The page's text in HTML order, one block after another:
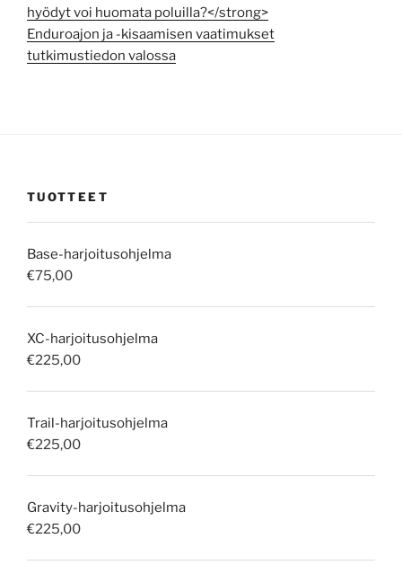
hyödyt voi huomata poluilla?</strong>
Enduroajon ja -kisaamisen vaatimukset
tutkimustiedon valossa
TUOTTEET
Base-harjoitusohjelma
€75,00
XC-harjoitusohjelma
€225,00
Trail-harjoitusohjelma
€225,00
Gravity-harjoitusohjelma
€225,00